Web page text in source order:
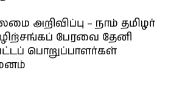
அறிவிப்பு – நாம் தமிழர்
பேரவை தேனி
பொறுப்பாளர்கள்